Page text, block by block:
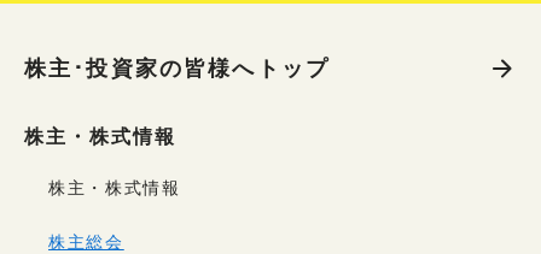
株主･投資家の皆様へトップ
株主・株式情報
株主・株式情報
株主総会